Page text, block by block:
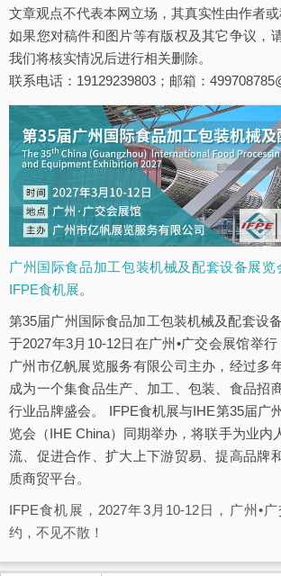
文章观点不代表本网立场，其真实性由作者或
如果您对稿件和图片等有版权及其它争议，
我们将核实情况后进行相关删除。
联系电话：19129239803；邮箱：
广州国际食品加工包装机械及配套设备展览
IFPE食机展。
第35届广州国际食品加工包装机械及配套设
于2027年3月10-12日在广州•广交会展馆举
广州市亿帆展览服务有限公司主办，经过多
成为一个集食品生产、加工、包装、食品招
行业品牌盛会。 IFPE食机展与IHE第35届广
览会（IHE China）同期举办，将联手为业内
流、促进合作、扩大上下游贸易、提高品牌
质商贸平台。
IFPE食机展，2027年3月10-12日，广州•
约，不见不散！